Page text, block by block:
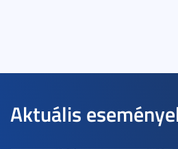
Aktuális